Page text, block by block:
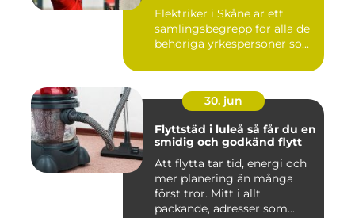
Elektriker i Skåne är ett
samlingsbegrepp för alla de
behöriga yrkespersoner so...
30. jun
Flyttstäd i luleå så får du en
smidig och godkänd flytt
Att flytta tar tid, energi och
mer planering än många
först tror. Mitt i allt
packande, adresser som...